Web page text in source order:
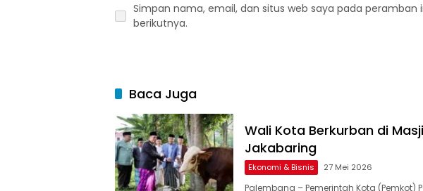
Simpan nama, email, dan situs web saya pada peramban
berikutnya.
Baca Juga
Wali Kota Berkurban di
Jakabaring
Ekonomi & Bisnis 27 Mei 2026
Palembang – Pemerintah Kota